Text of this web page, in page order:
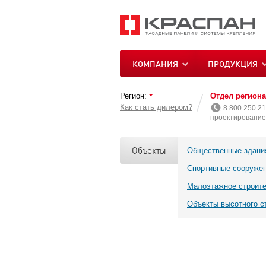
КОМПАНИЯ ПРОДУКЦИЯ
Регион:
Как стать дилером?
Отдел
8 800 250
Объекты
Общественные
Спортивные
Малоэтажное
Объекты высотного